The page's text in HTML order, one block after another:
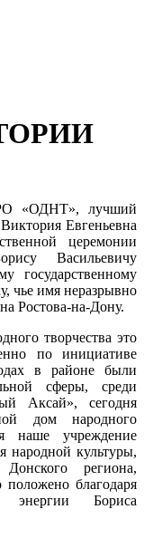
«ОДНТ», лучший
Евгеньевна
церемонии
Васильевичу
государственному
чье имя неразрывно
Ростова-на-Дону.
творчества это
по инициативе
в районе были
сферы, среди
Аксай», сегодня
дом народного
наше учреждение
народной культуры,
региона,
благодаря
энергии Бориса